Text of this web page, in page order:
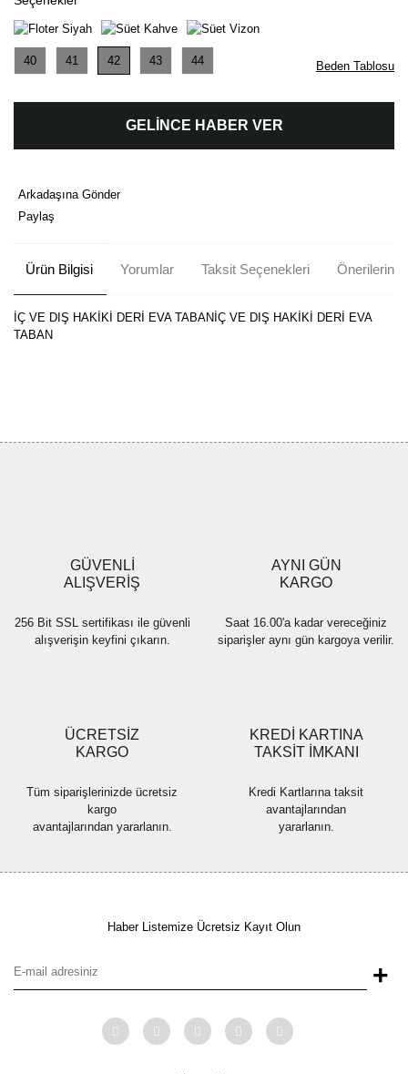
40 41 42 43 44 Beden Tablosu
GELİNCE HABER VER
Arkadaşına Gönder
Paylaş
Ürün Bilgisi Yorumlar Taksit Seçenekleri Önerileriniz
İÇ VE DIŞ HAKİKİ DERİ EVA TABANİÇ VE DIŞ HAKİKİ DERİ EVA
TABAN
Ürün fiyatı diğer sitelerden daha pahalı.
Bu ürüne benzer farklı alternatifler olmalı.
GÜVENLİ
ALIŞVERİŞ
256 Bit SSL sertifikası ile güvenli
alışverişin keyfini çıkarın.
AYNI GÜN
KARGO
Saat 16.00'a kadar vereceğiniz
siparişler aynı gün kargoya verilir.
ÜCRETSİZ
KARGO
Tüm siparişlerinizde ücretsiz
kargo
avantajlarından yararlanın.
KREDİ KARTINA
TAKSİT İMKANI
Kredi Kartlarına taksit
avantajlarından
yararlanın.
Haber Listemize Ücretsiz Kayıt Olun
+